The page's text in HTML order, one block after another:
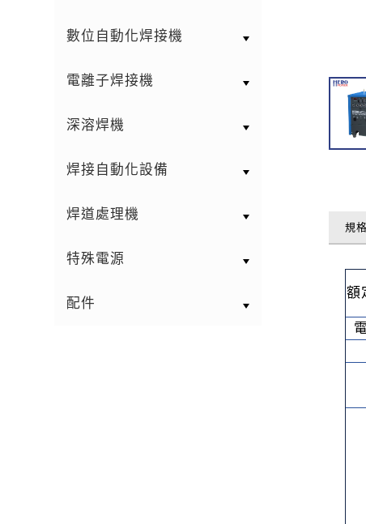
數位自動化焊接機
電離子焊接機
深溶焊機
焊接自動化設備
焊道處理機
特殊電源
配件
規
額